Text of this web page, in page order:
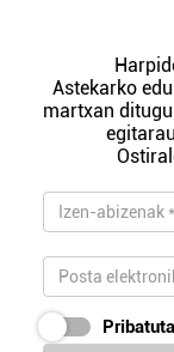
Astekarko
martxan